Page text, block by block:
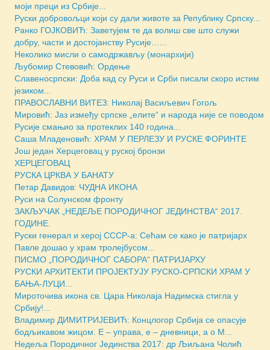
моји преци из Србије...
Руски добровољци који су дали животе за Републику Српску...
Ранко ГОЈКОВИЋ: Заветујем те да волиш све што служи
добру, части и достојанству Русије…...
Неколико мисли о самодржављу (монархији)
Љубомир Стевовић: Ордење
Славеносрпски: Доба кад су Руси и Срби писали скоро истим
језиком...
ПРАВОСЛАВНИ ВИТЕЗ: Николај Васиљевич Гогољ
Мировић: Јаз између српске „елите“ и народа није се поводом
Русије смањио за протеклих 140 година...
Саша Младеновић: ХРАМ У ПЕРЛЕЗУ И РУСКЕ ФОРИНТЕ
Још један Херцеговац у руској бронзи
ХЕРЦЕГОВАЦ
РУСКА ЦРКВА У БАНАТУ
Петар Давидов: ЧУДНА ИКОНА
Руси на Солунском фронту
ЗАКЉУЧАК „НЕДЕЉЕ ПОРОДИЧНОГ ЈЕДИНСТВА“ 2017.
ГОДИНЕ.
Руски генерал и херој СССР-а: Сећам се како је патријарх
Павле дошао у храм тролејбусом...
ПИСМО „ПОРОДИЧНОГ САБОРА“ ПАТРИЈАРХУ
РУСКИ АРХИТЕКТИ ПРОЈЕКТУЈУ РУСКО-СРПСКИ ХРАМ У
БАЊА-ЛУЦИ...
Мироточива икона св. Цара Николаја Надимска стигла у
Србију!...
Владимир ДИМИТРИЈЕВИЋ: Концлогор Србија се опасује
бодљикавом жицом. Е – управа, е – дневници, а о М...
Недеља Породичног Јединства 2017: др Љиљана Чолић